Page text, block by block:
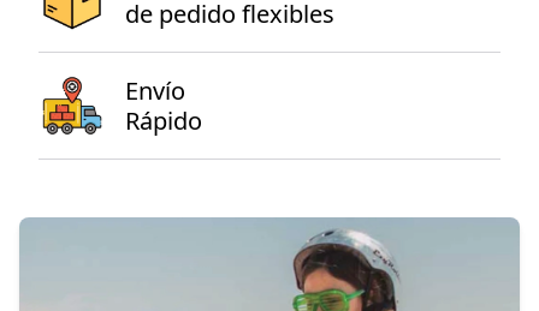
de pedido flexibles
Envío
Rápido